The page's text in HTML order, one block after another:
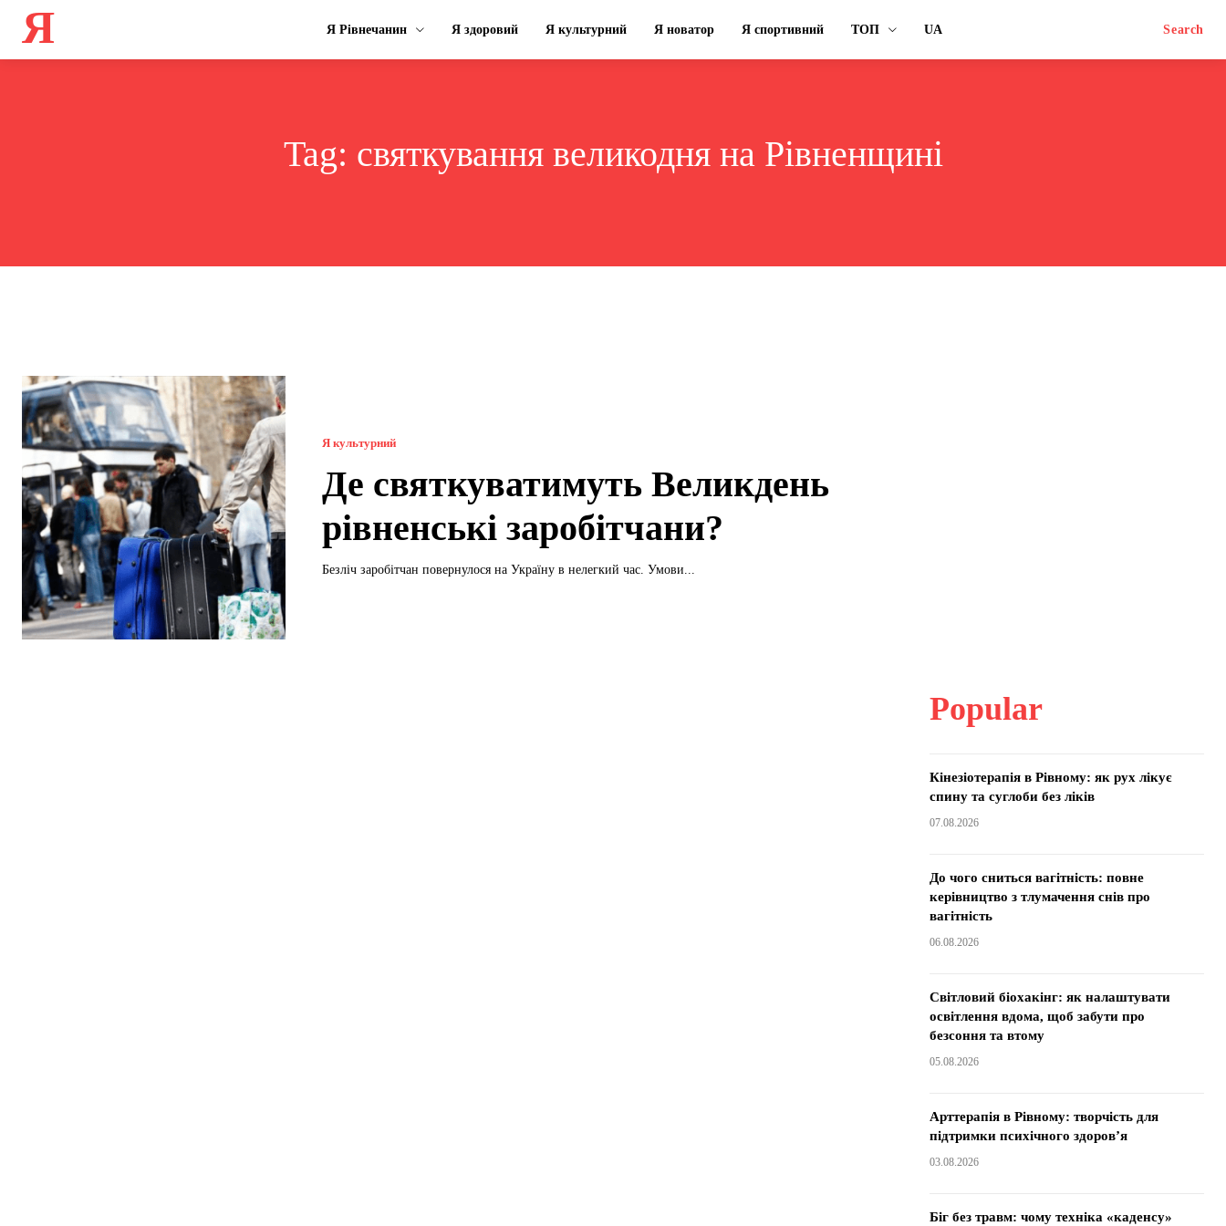
Я Я Рівнечанин Я здоровий Я культурний Я новатор Я спортивний ТОП UA Search
Tag: святкування великодня на Рівненщині
Я культурний
Де святкуватимуть Великдень
рівненські заробітчани?
Безліч заробітчан повернулося на Україну в нелегкий час. Умови...
Popular
Кінезіотерапія в Рівному: як рух лікує
спину та суглоби без ліків
07.08.2026
До чого сниться вагітність: повне
керівництво з тлумачення снів про
вагітність
06.08.2026
Світловий біохакінг: як налаштувати
освітлення вдома, щоб забути про
безсоння та втому
05.08.2026
Арттерапія в Рівному: творчість для
підтримки психічного здоров’я
03.08.2026
Біг без травм: чому техніка «каденсу»